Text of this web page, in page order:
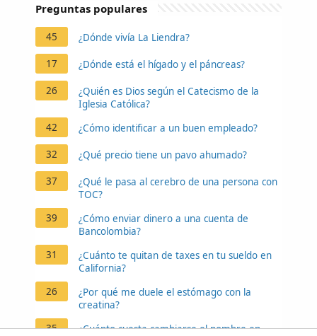
Preguntas populares
45 ¿Dónde vivía La Liendra?
17 ¿Dónde está el hígado y el páncreas?
26
¿Quién es Dios según el Catecismo de la
Iglesia Católica?
42
¿Cómo identificar a un buen empleado?
32 ¿Qué precio tiene un pavo ahumado?
37
¿Qué le pasa al cerebro de una persona con
TOC?
39
¿Cómo enviar dinero a una cuenta de
Bancolombia?
31
¿Cuánto te quitan de taxes en tu sueldo en
California?
26
¿Por qué me duele el estómago con la
creatina?
35
¿Cuánto cuesta cambiarse el nombre en